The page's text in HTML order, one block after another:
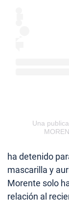
Una
ha detenido
mascarilla y
Morente solo
relación al